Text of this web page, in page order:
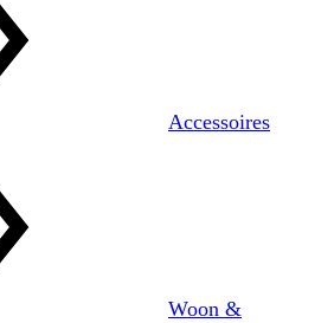
Accessoires
Woon &